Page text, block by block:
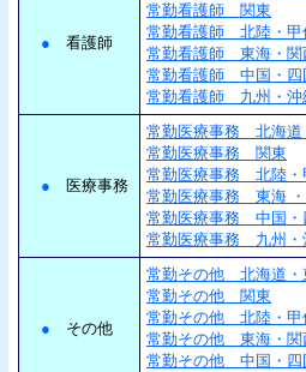
● 看護師
常勤看護師 関東
常勤看護師 北陸・甲
常勤看護師 東海・関
常勤看護師 中国・四
常勤看護師 九州・沖
● 医療事務
常勤医療事務 北海道
常勤医療事務 関東
常勤医療事務 北陸・
常勤医療事務 東海
常勤医療事務 中国・
常勤医療事務 九州・
● その他
常勤その他 北海道・
常勤その他 関東
常勤その他 北陸・甲
常勤その他 東海・関
常勤その他 中国・四